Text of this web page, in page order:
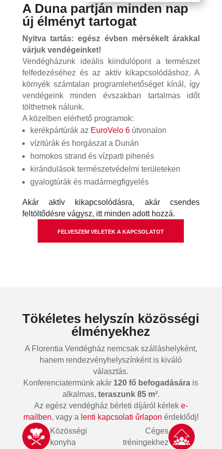
A Duna partján minden nap
új élményt tartogat
Nyitva tartás: egész évben mérsékelt árakkal
várjuk vendégeinket!
Vendégházunk ideális kiindulópont a természet
felfedezéséhez és az aktív kikapcsolódáshoz. A
környék számtalan programlehetőséget kínál, így
vendégeink minden évszakban tartalmas időt
tölthetnek nálunk.
A közelben elérhető programok:
kerékpártúrák az EuroVelo 6útvonalon
vízitúrák és horgászat a Dunán
homokos strand és vízparti pihenés
kirándulások természetvédelmi területeken
gyalogtúrák és madármegfigyelés
Akár aktív kikapcsolódásra, akár csendes
feltöltődésre vágysz, itt minden adott hozzá.
FELVESZEM VELETEK A KAPCSOLATOT
Tökéletes helyszín közösségi
élményekhez
A Florentia Vendégház nemcsak szálláshelyként,
hanem rendezvényhelyszínként is kiváló
választás.
Konferenciatermünk akár 120 fő befogadására is
alkalmas, teraszunk 85 m².
Az egész vendégház bérleti díjáról kérlek e-
mailben, vagy a lenti kapcsolati űrlapon érdeklődj!
Közösségi
konyha
Céges
tréningekhez